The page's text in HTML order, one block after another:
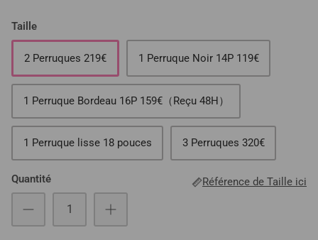
Taille
2 Perruques 219€ 1 Perruque Noir 14P 119€
1 Perruque Bordeau 16P 159€（Reçu 48H）
1 Perruque lisse 18 pouces 3 Perruques 320€
Quantité Référence de Taille ici